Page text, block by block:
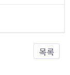
목록